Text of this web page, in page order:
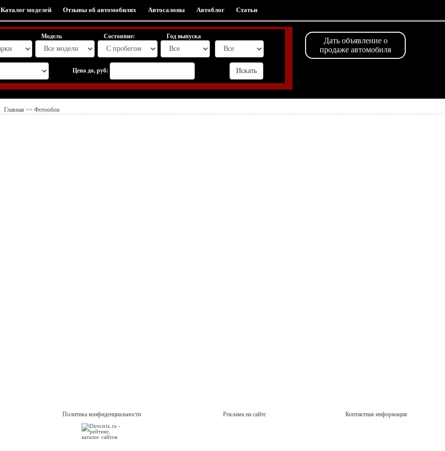
Каталог моделей Отзывы об автомобилях Автосалоны Автоблог Статьи
Модель Состояние:
Год выпуска
-
Цена до, руб:
Дать объявление о
продаже автомобиля
Главная >> Фотообои
Политика конфиденциальности Реклама на сайте Контактная информация